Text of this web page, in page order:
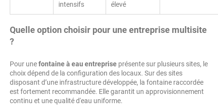
intensifs
élevé
Quelle option choisir pour une entreprise multisite
?
Pour unefontaine à eau entreprise présente sur plusieurs sites, le
choix dépend de la configuration des locaux. Sur des sites
disposant d’une infrastructure développée, la fontaine raccordée
est fortement recommandée. Elle garantit un approvisionnement
continu et une qualité d'eau uniforme.